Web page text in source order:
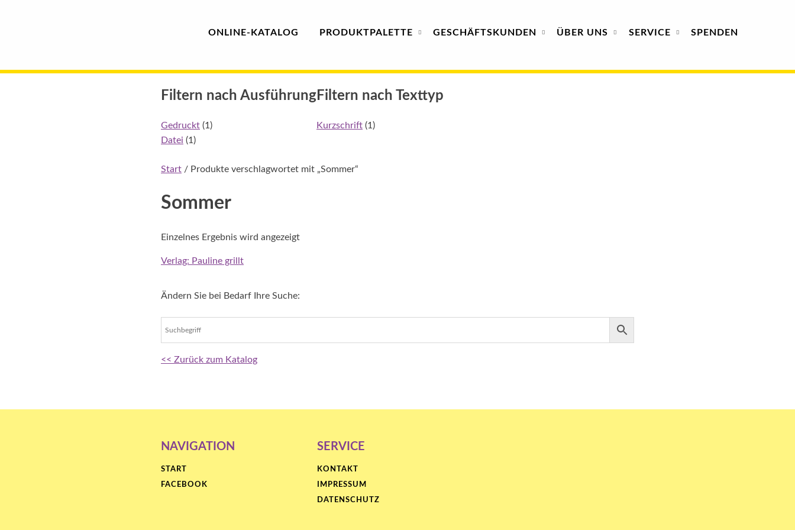
ONLINE- KATALOG PRODUKT PALETTE GESCHÄFTS­ KUNDEN ÜBER UNS SERVICE SPENDEN
to
Filtern nach Ausführung
Gedruckt (1)
Datei (1)
Filtern nach Texttyp
Kurzschrift (1)
Start / Produkte verschlagwortet mit „Sommer“
Sommer
Einzelnes Ergebnis wird angezeigt
Verlag: Pauline grillt
Ändern Sie bei Bedarf Ihre Suche:
<< Zurück zum Katalog
NAVIGATION
START
FACEBOOK
SERVICE
KONTAKT
IMPRESSUM
DATENSCHUTZ